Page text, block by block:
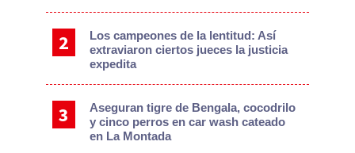
Los campeones de la lentitud: Así
extraviaron ciertos jueces la justicia
expedita
Aseguran tigre de Bengala, cocodrilo
y cinco perros en car wash cateado
en La Montada